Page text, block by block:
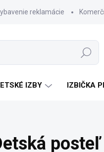
reklamácie
Hľadať
IZBY IZBIČKA